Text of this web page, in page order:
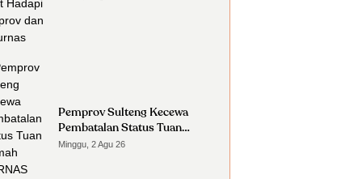
Pemprov Sulteng Kecewa
Pembatalan Status Tuan
Rumah FORNAS 2027
Minggu, 2 Agu 26